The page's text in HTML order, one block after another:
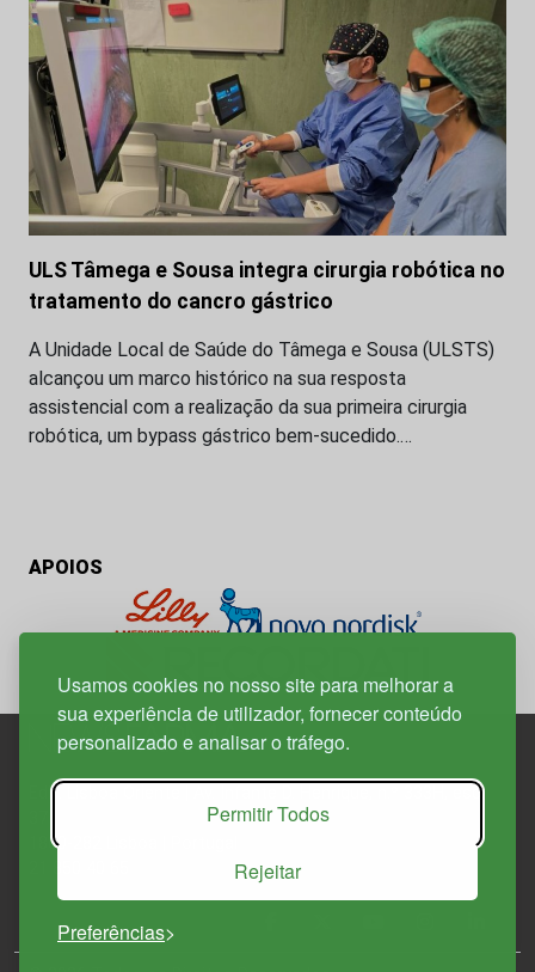
Usamos cookies no nosso site para melhorar a
sua experiência de utilizador, fornecer conteúdo
personalizado e analisar o tráfego.
Permitir Todos
Rejeitar
Preferências
ULS Tâmega e Sousa integra cirurgia robótica no
tratamento do cancro gástrico
A Unidade Local de Saúde do Tâmega e Sousa (ULSTS)
alcançou um marco histórico na sua resposta
assistencial com a realização da sua primeira cirurgia
robótica, um bypass gástrico bem-sucedido.…
APOIOS
Edif. Lisboa Oriente | Av. Infante D. Henrique, n.º 333H, esc.
1800-282 Lisboa | Portugal